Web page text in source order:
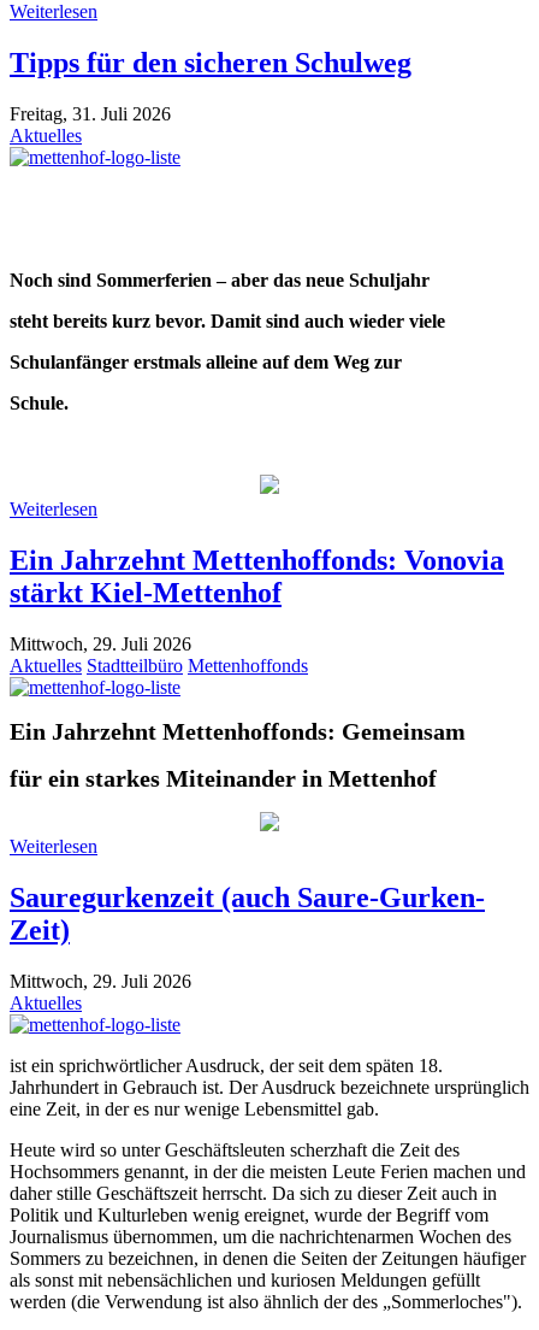
Weiterlesen
Tipps für den sicheren Schulweg
Freitag, 31. Juli 2026
Aktuelles
Noch sind Sommerferien – aber das neue Schuljahr
steht bereits kurz bevor. Damit sind auch wieder viele
Schulanfänger erstmals alleine auf dem Weg zur
Schule.
Weiterlesen
Ein Jahrzehnt Mettenhoffonds: Vonovia
stärkt Kiel-Mettenhof
Mittwoch, 29. Juli 2026
Aktuelles Stadtteilbüro Mettenhoffonds
Ein Jahrzehnt Mettenhoffonds: Gemeinsam
für ein starkes Miteinander in Mettenhof
Weiterlesen
Sauregurkenzeit (auch Saure-Gurken-
Zeit)
Mittwoch, 29. Juli 2026
Aktuelles
ist ein sprichwörtlicher Ausdruck, der seit dem späten 18.
Jahrhundert in Gebrauch ist. Der Ausdruck bezeichnete ursprünglich
eine Zeit, in der es nur wenige Lebensmittel gab.
Heute wird so unter Geschäftsleuten scherzhaft die Zeit des
Hochsommers genannt, in der die meisten Leute Ferien machen und
daher stille Geschäftszeit herrscht. Da sich zu dieser Zeit auch in
Politik und Kulturleben wenig ereignet, wurde der Begriff vom
Journalismus übernommen, um die nachrichtenarmen Wochen des
Sommers zu bezeichnen, in denen die Seiten der Zeitungen häufiger
als sonst mit nebensächlichen und kuriosen Meldungen gefüllt
werden (die Verwendung ist also ähnlich der des „Sommerloches").